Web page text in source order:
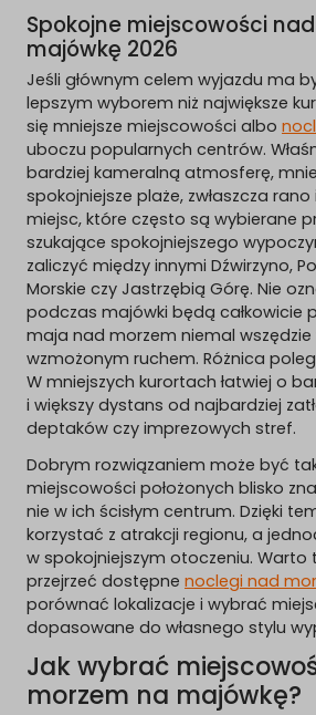
Spokojne miejscowości
majówkę 2026
Jeśli głównym celem wyjazdu ma
lepszym wyborem niż największe
się mniejsze miejscowości albo
uboczu popularnych centrów.
bardziej kameralną atmosferę,
spokojniejsze plaże, zwłaszcza
miejsc, które często są wybierane
szukające spokojniejszego
zaliczyć między innymi Dźwirzyno,
Morskie czy Jastrzębią Górę. Nie
podczas majówki będą całkowicie
maja nad morzem niemal wszędzie
wzmożonym ruchem. Różnica
W mniejszych kurortach łatwiej o
i większy dystans od najbardziej
deptaków czy imprezowych stref.
Dobrym rozwiązaniem może być
miejscowości położonych blisko
nie w ich ścisłym centrum. Dzięki
korzystać z atrakcji regionu, a
w spokojniejszym otoczeniu. Warto
przejrzeć dostępne noclegi nad
porównać lokalizacje i wybrać
dopasowane do własnego stylu
Jak wybrać
morzem na majówkę?